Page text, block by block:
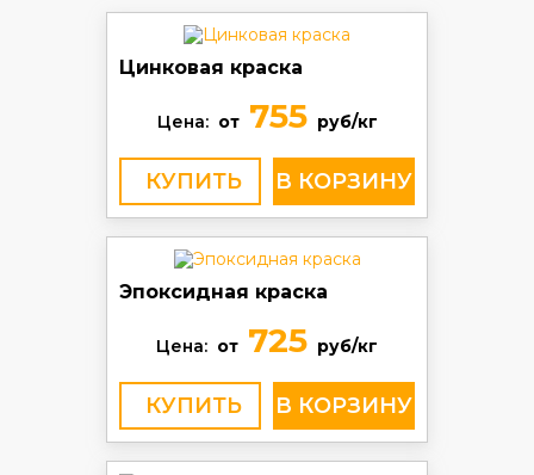
Цинковая краска
Цена: от755 руб/кг
КУПИТЬ
Эпоксидная краска
Цена: от 725 руб/кг
КУПИТЬ